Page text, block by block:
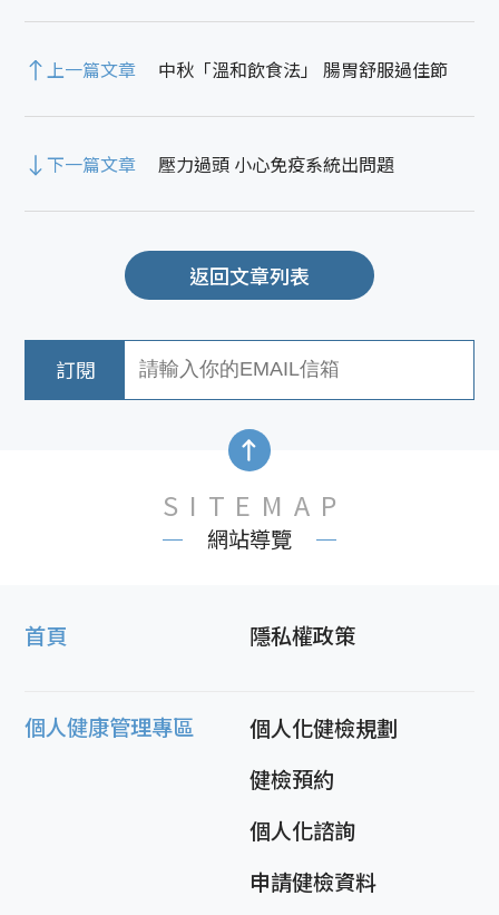
上一篇文章 中秋「溫和飲食法」 腸胃舒服過佳節
下一篇文章 壓力過頭 小心免疫系統出問題
返回文章列表
SITEMAP
網站導覽
首頁 隱私權政策
個人健康管理專區
個人化健檢規劃
健檢預約
個人化諮詢
申請健檢資料